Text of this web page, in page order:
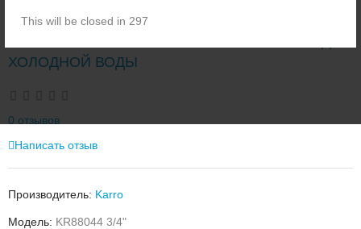
This will be closed in 296
ХОЛОДНОЙ ВОДЫ
0 отзывов
Написать отзыв
Производитель: Karro
Модель: KR88044 3/4"